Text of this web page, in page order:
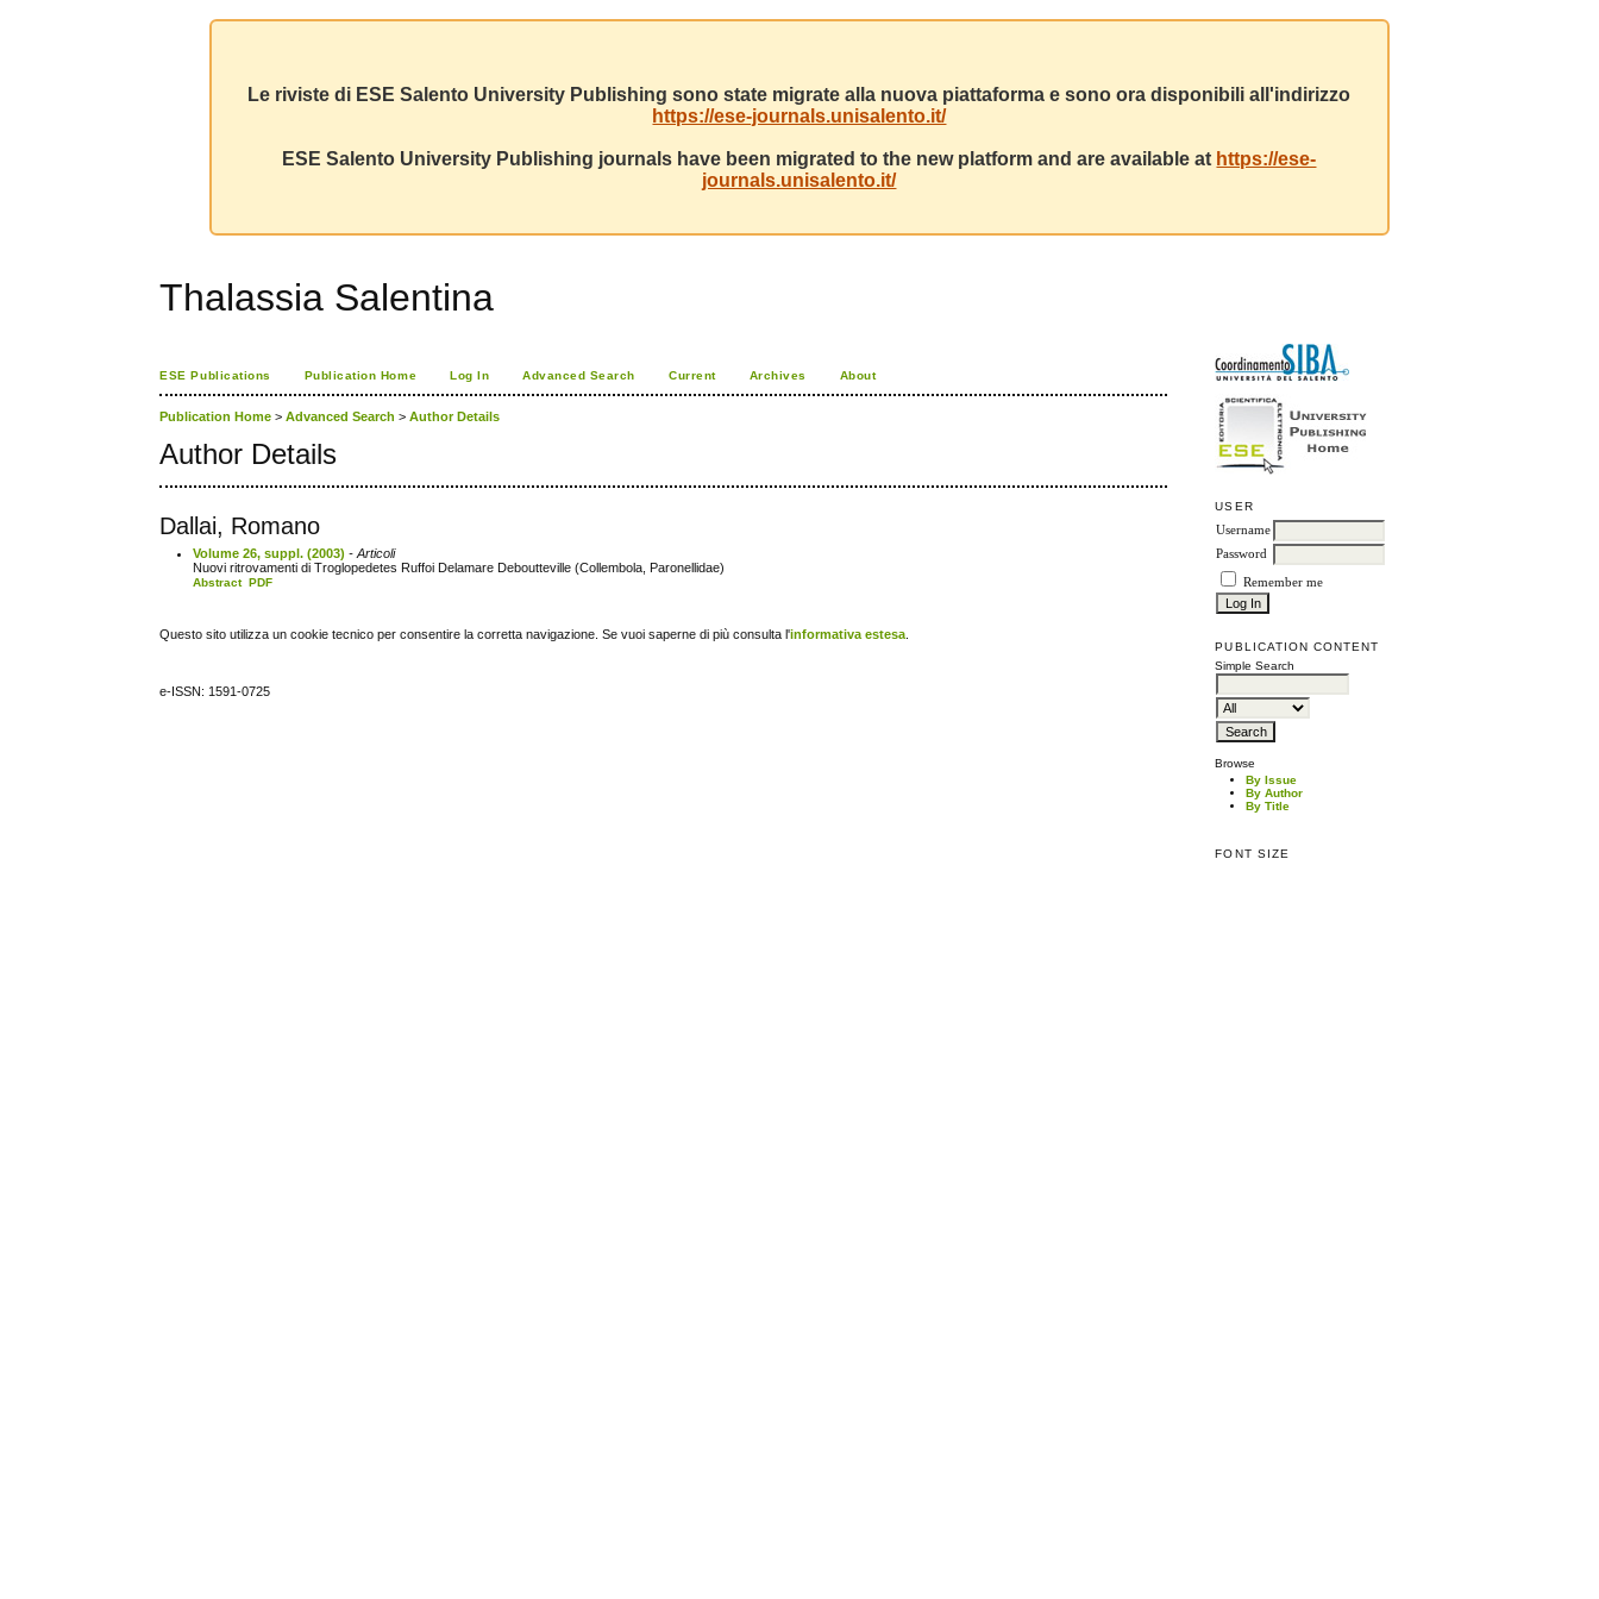
Le riviste di ESE Salento University Publishing sono state migrate alla nuova piattaforma e sono ora disponibili all'indirizzo
https://ese-journals.unisalento.it/
ESE Salento University Publishing journals have been migrated to the new platform and are available at https://ese-
journals.unisalento.it/
Thalassia Salentina
USER
Username
Password
Remember me
PUBLICATION CONTENT
Simple Search
Browse
By Issue
By Author
By Title
FONT SIZE
ESE Publications Publication Home Log In Advanced Search Current Archives About
Publication Home >Advanced Search >Author Details
Author Details
Dallai, Romano
Volume 26, suppl. (2003) - Articoli
Nuovi ritrovamenti di Troglopedetes Ruffoi Delamare Deboutteville (Collembola, Paronellidae)
Abstract PDF
Questo sito utilizza un cookie tecnico per consentire la corretta navigazione. Se vuoi saperne di più consulta l'informativa estesa
e-ISSN: 1591-0725